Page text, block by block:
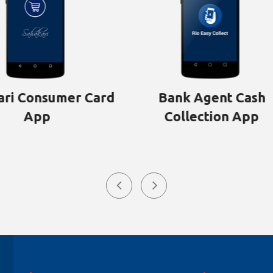
Bank Agent Cash
Collection App
Bank